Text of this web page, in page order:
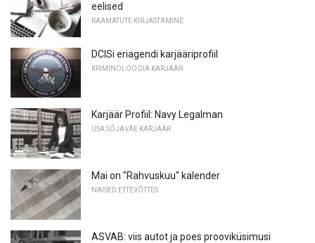
eelised
RAAMATUTE KIRJASTAMINE
DCISi eriagendi karjääriprofiil
KRIMINOLOOGIA KARJÄÄR
Karjäär Profiil: Navy Legalman
USA SÕJAVÄE KARJÄÄR
Mai on "Rahvuskuu" kalender
NAISED ETTEVÕTTES
ASVAB: viis autot ja poes prooviküsimusi